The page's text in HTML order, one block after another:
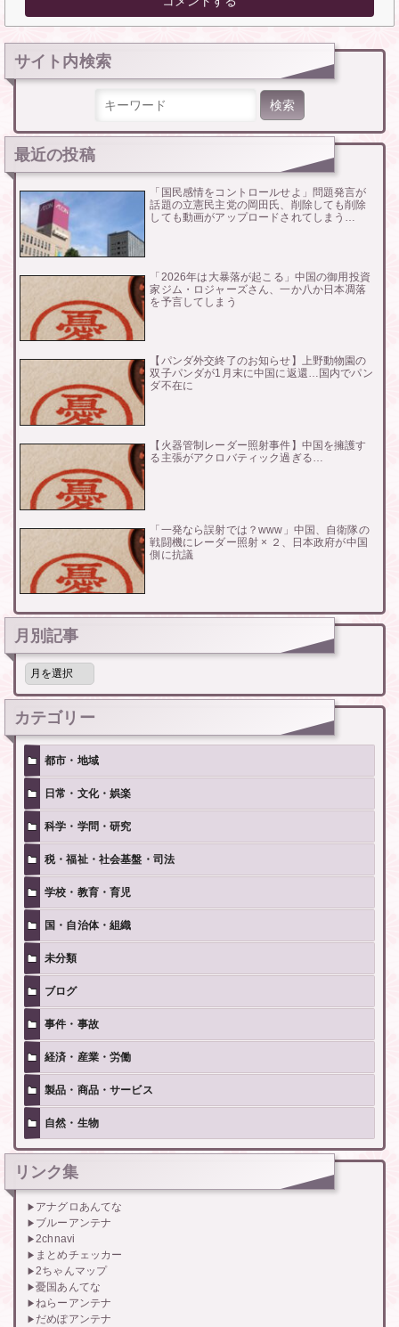
サイト内検索
最近の投稿
「国民感情をコントロールせよ」問題発言が
話題の立憲民主党の岡田氏、削除しても削除
しても動画がアップロードされてしまう…
「2026年は大暴落が起こる」中国の御用投資
家ジム・ロジャーズさん、一か八か日本凋落
を予言してしまう
【パンダ外交終了のお知らせ】上野動物園の
双子パンダが1月末に中国に返還…国内でパン
ダ不在に
【火器管制レーダー照射事件】中国を擁護す
る主張がアクロバティック過ぎる…
「一発なら誤射では？www」中国、自衛隊の
戦闘機にレーダー照射 × ２、日本政府が中国
側に抗議
月別記事
月
記
事
カテゴリー
都市・地域
日常・文化・娯楽
科学・学問・研究
税・福祉・社会基盤・司法
学校・教育・育児
国・自治体・組織
未分類
ブログ
事件・事故
経済・産業・労働
製品・商品・サービス
自然・生物
リンク集
アナグロあんてな
ブルーアンテナ
2chnavi
まとめチェッカー
2ちゃんマップ
憂国あんてな
ねらーアンテナ
だめぽアンテナ